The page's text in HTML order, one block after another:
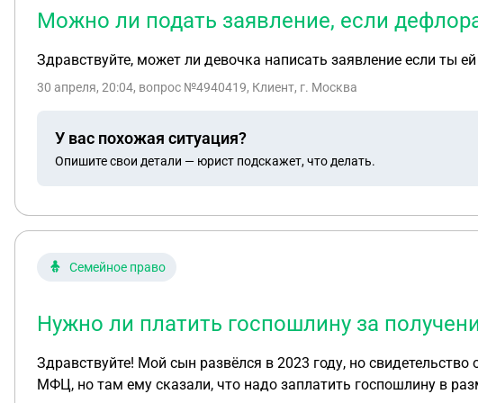
Можно ли подать заявление, если
Здравствуйте, может ли девочка написать заявление если ты
30 апреля, 20:04, вопрос №4940419, Клиент, г. Москва
У вас похожая ситуация?
Опишите свои детали — юрист подскажет, что делать.
Семейное право
Нужно ли платить госпошлину за
Здравствуйте! Мой сын развёлся в 2023 году, но
МФЦ, но там ему сказали, что надо заплатить госпошлину в